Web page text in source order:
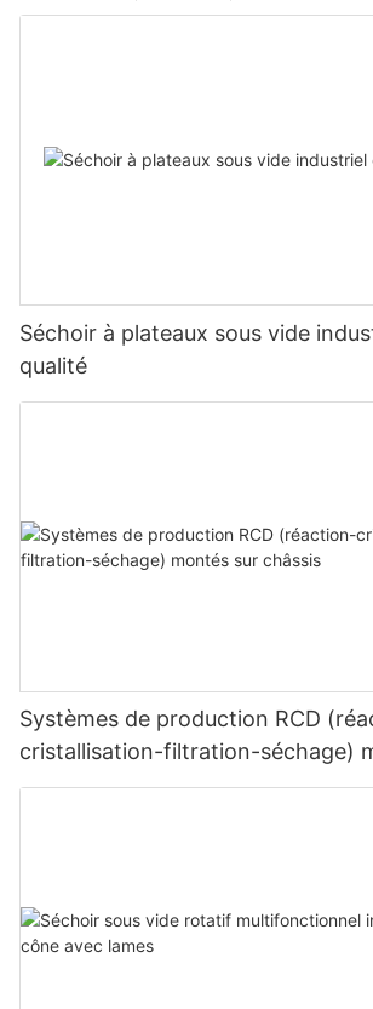
Séchoir à plateaux sous vide
qualité
Systèmes de production RCD
cristallisation-filtration-séchage)
châssis